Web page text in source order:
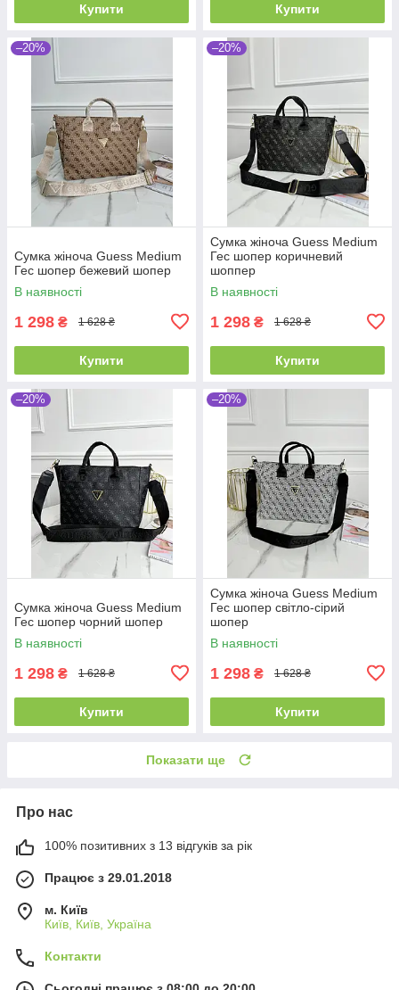
Купити Купити
–20%
Сумка жіноча Guess Medium
Гес шопер бежевий шопер
В наявності
1 298 ₴ 1 628 ₴
Купити
–20%
Сумка жіноча Guess Medium
Гес шопер коричневий
шоппер
В наявності
1 298 ₴ 1 628 ₴
Купити
–20%
Сумка жіноча Guess Medium
Гес шопер чорний шопер
В наявності
1 298 ₴ 1 628 ₴
Купити
–20%
Сумка жіноча Guess Medium
Гес шопер світло-сірий
шопер
В наявності
1 298 ₴ 1 628 ₴
Купити
Показати ще
Про нас
100% позитивних з 13 відгуків за рік
Працює з 29.01.2018
м. Київ
Київ, Київ, Україна
Контакти